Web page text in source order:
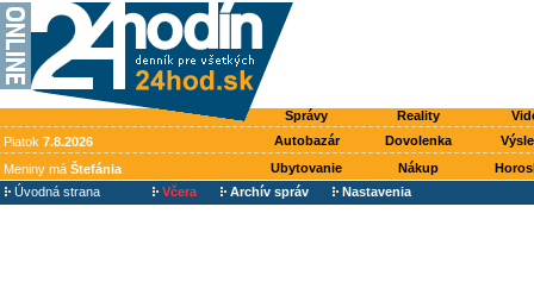
Správy Reality
Piatok 7.8.2026 Autobazár Dovolenka
Meniny má Štefánia Ubytovanie Nákup
Úvodná strana
Včera Archív správ Nastavenia